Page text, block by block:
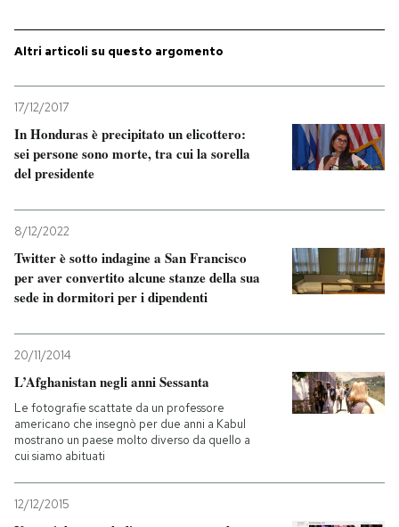
Sport
Mondiali calcio 2026
PODCAST
NEWSLETTER
I MIEI PREFERITI
SHOP
AREA PERSONALE
Entra
Altri articoli su questo argomento
17/12/2017
In Honduras è precipitato un elicottero:
sei persone sono morte, tra cui la sorella
del presidente
8/12/2022
Twitter è sotto indagine a San Francisco
per aver convertito alcune stanze della sua
sede in dormitori per i dipendenti
20/11/2014
L’Afghanistan negli anni Sessanta
Le fotografie scattate da un professore
americano che insegnò per due anni a Kabul
mostrano un paese molto diverso da quello a
cui siamo abituati
12/12/2015